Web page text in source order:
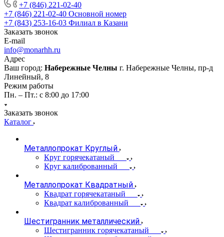
+7 (846) 221-02-40
+7 (846) 221-02-40 Основной номер
+7 (843) 253-16-03 Филиал в Казани
Заказать звонок
E-mail
info@monarhh.ru
Адрес
Ваш город: Набережные Челны г. Набережные Челны, пр-д
Линейный, 8
Режим работы
Пн. – Пт.: с 8:00 до 17:00
Заказать звонок
Каталог
Металлопрокат Круглый
Круг горячекатаный
Круг калиброванный
Металлопрокат Квадратный
Квадрат горячекатаный
Квадрат калиброванный
Шестигранник металлический
Шестигранник горячекатаный